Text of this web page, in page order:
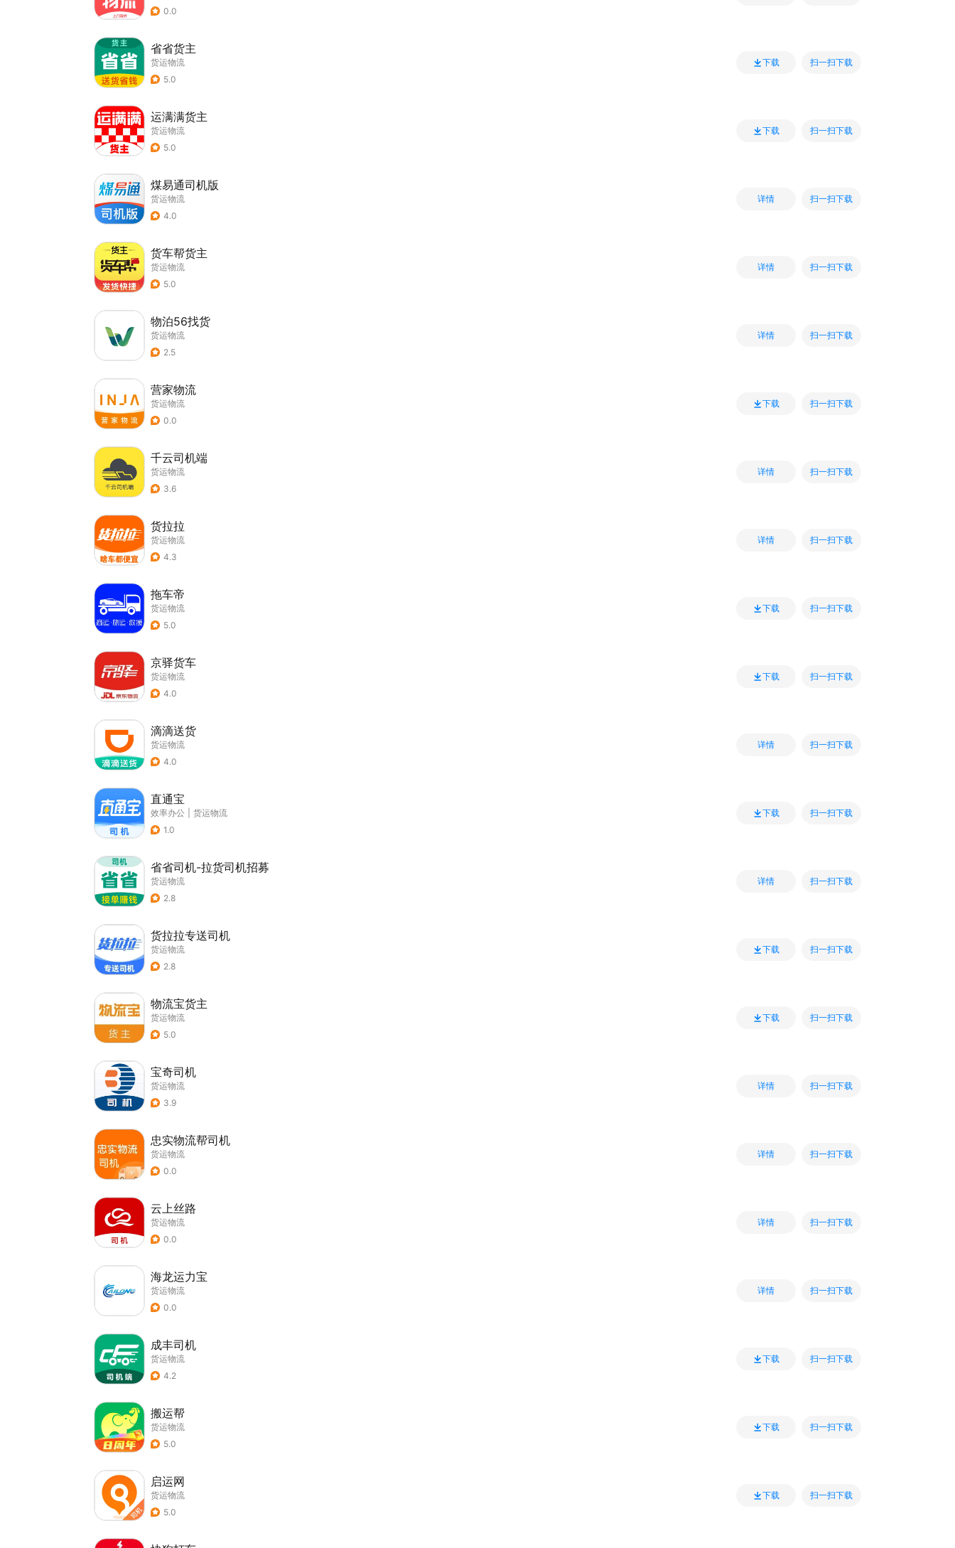
0.0
省省货主
货运物流
5.0
下载 扫一扫下载
运满满货主
货运物流
5.0
下载 扫一扫下载
煤易通司机版
货运物流
4.0
详情 扫一扫下载
货车帮货主
货运物流
5.0
详情 扫一扫下载
物泊56找货
货运物流
2.5
详情 扫一扫下载
营家物流
货运物流
0.0
下载 扫一扫下载
千云司机端
货运物流
3.6
详情 扫一扫下载
货拉拉
货运物流
4.3
详情 扫一扫下载
拖车帝
货运物流
5.0
下载 扫一扫下载
京驿货车
货运物流
4.0
下载 扫一扫下载
滴滴送货
货运物流
4.0
详情 扫一扫下载
直通宝
效率办公
货运物流
1.0
下载 扫一扫下载
省省司机-拉货司机招募
货运物流
2.8
详情 扫一扫下载
货拉拉专送司机
货运物流
2.8
下载 扫一扫下载
物流宝货主
货运物流
5.0
下载 扫一扫下载
宝奇司机
货运物流
3.9
详情 扫一扫下载
忠实物流帮司机
货运物流
0.0
详情 扫一扫下载
云上丝路
货运物流
0.0
详情 扫一扫下载
海龙运力宝
货运物流
0.0
详情 扫一扫下载
成丰司机
货运物流
4.2
下载 扫一扫下载
搬运帮
货运物流
5.0
下载 扫一扫下载
启运网
货运物流
5.0
下载 扫一扫下载